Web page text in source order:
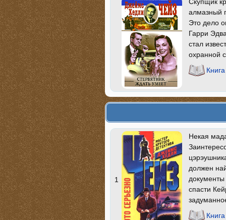
алмазный
Это дело
Гарри
стал
охранной
1
Некая
должен
документы
спасти